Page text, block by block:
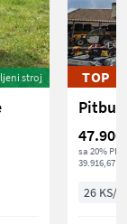
stroj TOP
47.900
sa 20%
39.916,67 €
26 KS/